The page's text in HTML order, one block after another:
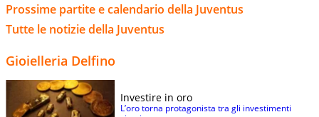
Prossime partite e calendario della Juventus
Tutte le notizie della Juventus
Gioielleria Delfino
Investire in oro
L’oro torna protagonista tra gli investimenti